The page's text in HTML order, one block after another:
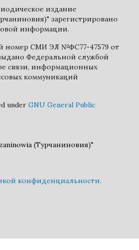
издание
зарегистрировано
информации.
номер СМИ ЭЛ №ФС77-47579 от
Федеральной службой
связи, информационных
коммуникаций
under GNU General Public
(Турчаниновия)"
конфиденциальности.